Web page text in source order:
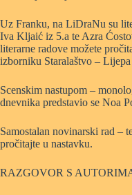
Uz Franku, na LiDraNu su
Iva Kljaić iz 5.a te Azra
literarne radove možete
izborniku Staralaštvo –
Scenskim nastupom –
dnevnika predstavio se Noa
Samostalan novinarski rad –
pročitajte u nastavku.
RAZGOVOR S